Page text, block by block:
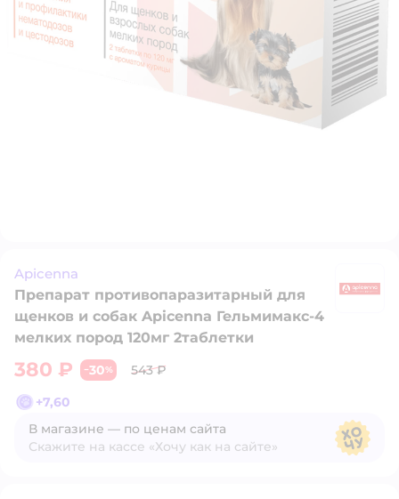
Apicenna
Препарат противопаразитарный для
щенков и собак Apicenna Гельмимакс-4
мелких пород 120мг 2таблетки
380 ₽ −30%
543 ₽
+7,60
В магазине — по ценам сайта
Скажите на кассе «Хочу как на сайте»